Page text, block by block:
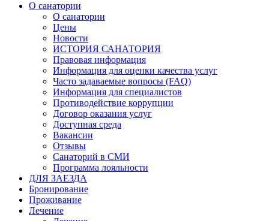
О санатории
О санатории
Цены
Новости
ИСТОРИЯ САНАТОРИЯ
Правовая информация
Информация для оценки качества услуг
Часто задаваемые вопросы (FAQ)
Информация для специалистов
Противодействие коррупции
Договор оказания услуг
Доступная среда
Вакансии
Отзывы
Санаторий в СМИ
Программа лояльности
ДЛЯ ЗАЕЗДА
Бронирование
Проживание
Лечение